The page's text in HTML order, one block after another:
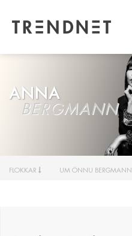
ANNA
BERGMANN
FLOKKAR UM ÖNNU BERGMANN